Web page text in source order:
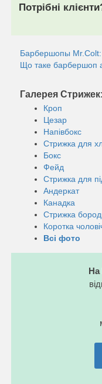
Потрібні
Барбершопы
Що таке барбершоп
Галерея Стрижек:
Кроп
Цезар
Напівбокс
Стрижка для
Бокс
Фейд
Стрижка для
Андеркат
Канадка
Стрижка
Коротка
Всі фото
На